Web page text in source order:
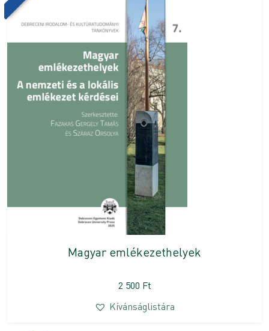
Magyar emlékezethelyek
2 500 Ft
Kívánságlistára